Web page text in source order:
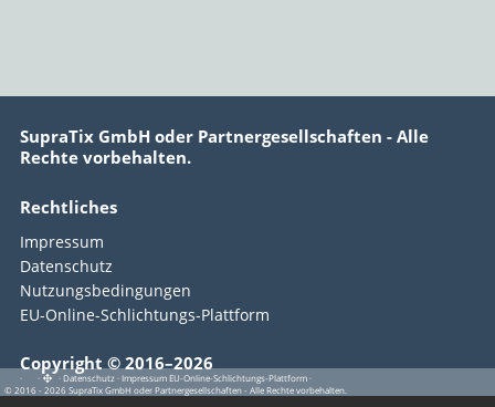
SupraTix GmbH oder Partnergesellschaften - Alle
Rechte vorbehalten.
Rechtliches
Impressum
Datenschutz
Nutzungsbedingungen
EU-Online-Schlichtungs-Plattform
Copyright © 2016–2026
· · ·Datenschutz·Impressum EU-Online-Schlichtungs-Plattform·
© 2016 - 2026 SupraTix GmbH oder Partnergesellschaften - Alle Rechte vorbehalten.